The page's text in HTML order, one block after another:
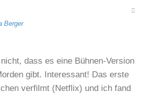
Berger
dass es eine Bühnen-Version
gibt. Interessant! Das erste
verfilmt (Netflix) und ich fand